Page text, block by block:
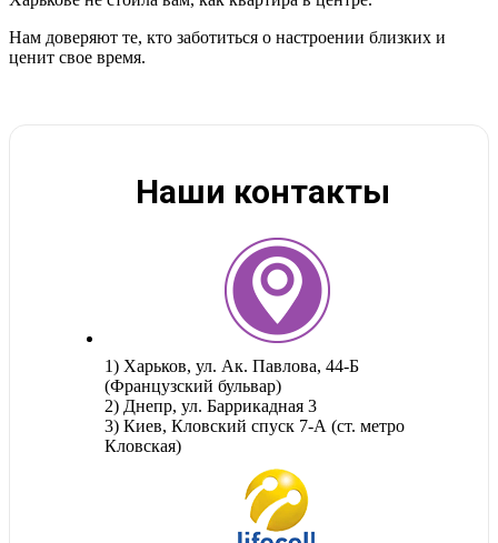
Нам доверяют те, кто заботиться о настроении близких и
ценит свое время.
Наши контакты
1) Харьков, ул. Ак. Павлова, 44-Б
(Французский бульвар)
2) Днепр, ул. Баррикадная 3
3) Киев, Кловский спуск 7-А (ст. метро
Кловская)